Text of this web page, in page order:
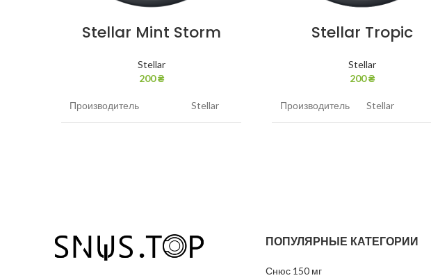
Stellar Mint Storm
Stellar
200₴
Производитель Stellar
Грамм в банке 12
Stellar Tropic
Stellar
200₴
Производитель Stellar
ПОПУЛЯРНЫЕ КАТЕГОРИИ
Снюс 150 мг